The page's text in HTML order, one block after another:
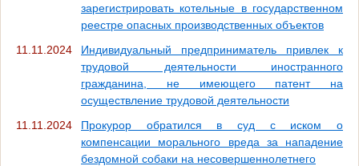
зарегистрировать котельные в государственном
реестре опасных производственных объектов
11.11.2024
Индивидуальный предприниматель привлек к
трудовой деятельности иностранного
гражданина, не имеющего патент на
осуществление трудовой деятельности
11.11.2024
Прокурор обратился в суд с иском о
компенсации морального вреда за нападение
бездомной собаки на несовершеннолетнего